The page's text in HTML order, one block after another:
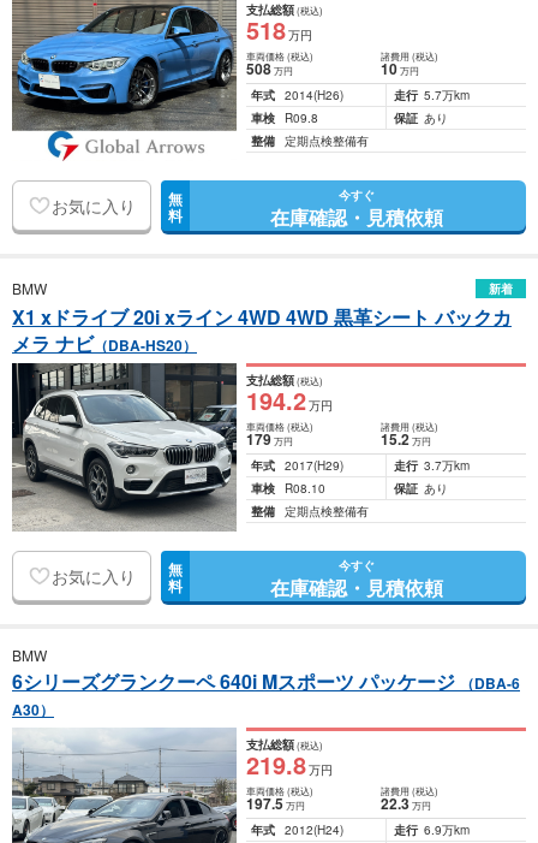
支払総額(税込)
518万円
車両価格(税込)
508万円
諸費用 (税込)
10 万円
年式 2014(H26) 走行 5.7万km
車検
R09.8 保証 あり
整備 定期点検整備有
お気に入り 無
料
今すぐ
在庫確認・見積依頼
BMW 新着
X1 xドライブ 20i xライン 4WD 4WD 黒革シート バックカ
メラ ナビ（DBA-HS20）
支払総額(税込)
194.2万円
車両価格(税込)
179万円
諸費用 (税込)
15.2 万円
年式 2017(H29) 走行 3.7万km
車検
R08.10 保証 あり
整備 定期点検整備有
お気に入り 無
料
今すぐ
在庫確認・見積依頼
BMW
6シリーズグランクーペ 640i Mスポーツ パッケージ
（DBA-6
A30）
支払総額(税込)
219.8万円
車両価格(税込)
197.5万円
諸費用 (税込)
22.3 万円
年式 2012(H24) 走行 6.9万km